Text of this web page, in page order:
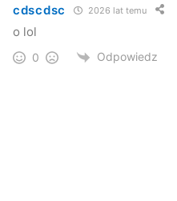
cdscdsc 2026 lat temu
o lol
0 Odpowiedz